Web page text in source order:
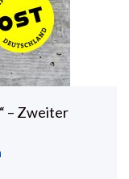
– Zweiter